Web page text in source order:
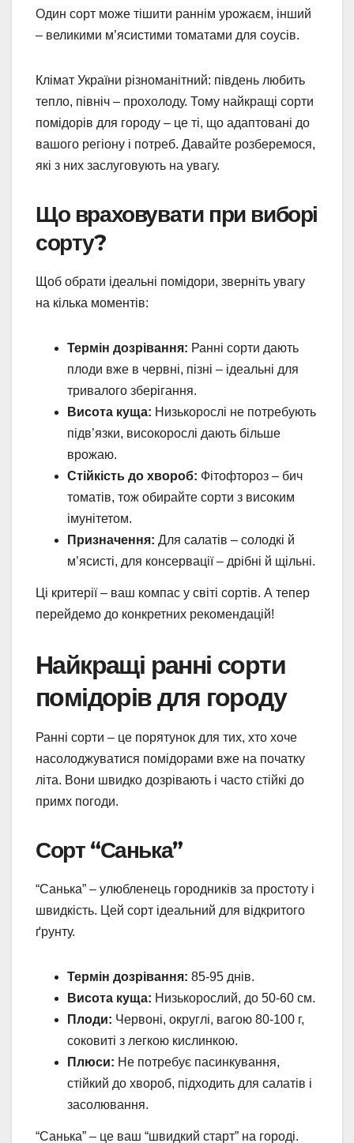
Один сорт може тішити раннім урожаєм, інший
– великими м’ясистими томатами для соусів.
Клімат України різноманітний: південь любить
тепло, північ – прохолоду. Тому найкращі сорти
помідорів для городу – це ті, що адаптовані до
вашого регіону і потреб. Давайте розберемося,
які з них заслуговують на увагу.
Що враховувати при виборі
сорту?
Щоб обрати ідеальні помідори, зверніть увагу
на кілька моментів:
Термін дозрівання: Ранні сорти дають
плоди вже в червні, пізні – ідеальні для
тривалого зберігання.
Висота куща: Низькорослі не потребують
підв’язки, високорослі дають більше
врожаю.
Стійкість до хвороб: Фітофтороз – бич
томатів, тож обирайте сорти з високим
імунітетом.
Призначення: Для салатів – солодкі й
м’ясисті, для консервації – дрібні й щільні.
Ці критерії – ваш компас у світі сортів. А тепер
перейдемо до конкретних рекомендацій!
Найкращі ранні сорти
помідорів для городу
Ранні сорти – це порятунок для тих, хто хоче
насолоджуватися помідорами вже на початку
літа. Вони швидко дозрівають і часто стійкі до
примх погоди.
Сорт “Санька”
“Санька” – улюбленець городників за простоту і
швидкість. Цей сорт ідеальний для відкритого
ґрунту.
Термін дозрівання: 85-95 днів.
Висота куща: Низькорослий, до 50-60 см.
Плоди: Червоні, округлі, вагою 80-100 г,
соковиті з легкою кислинкою.
Плюси: Не потребує пасинкування,
стійкий до хвороб, підходить для салатів і
засолювання.
“Санька” – це ваш “швидкий старт” на городі.